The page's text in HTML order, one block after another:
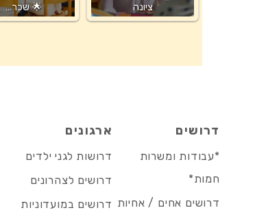
🌟 שכר…
ציונה
דרושים
*עבודות ומשרות
חמות*
דרושים אחים / אחיות
ארגונים
דרושות לגני ילדים
דרושים לצהרונים
דרושים במועדוניות